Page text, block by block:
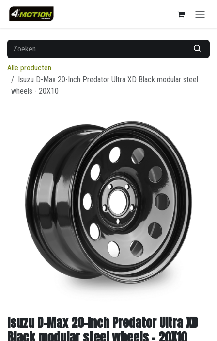
Overslaan naar inhoud
Alle producten
Isuzu D-Max 20-Inch Predator Ultra XD Black modular steel
wheels - 20X10
Isuzu D-Max 20-Inch Predator Ultra XD
Black modular steel wheels - 20X10